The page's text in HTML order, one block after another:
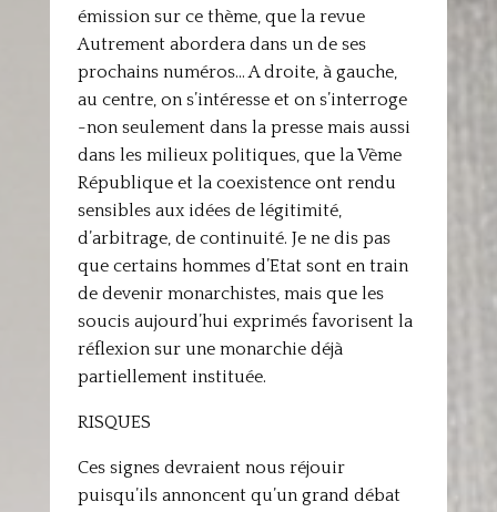
émission sur ce thème, que la revue
Autrement abordera dans un de ses
prochains numéros… A droite, à gauche,
au centre, on s’intéresse et on s’interroge
-non seulement dans la presse mais aussi
dans les milieux politiques, que la Vème
République et la coexistence ont rendu
sensibles aux idées de légitimité,
d’arbitrage, de continuité. Je ne dis pas
que certains hommes d’Etat sont en train
de devenir monarchistes, mais que les
soucis aujourd’hui exprimés favorisent la
réflexion sur une monarchie déjà
partiellement instituée.
RISQUES
Ces signes devraient nous réjouir
puisqu’ils annoncent qu’un grand débat